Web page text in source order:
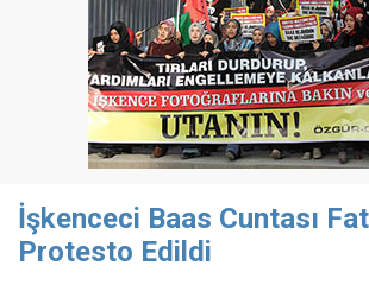
İşkenceci Baas Cuntası
Protesto Edildi